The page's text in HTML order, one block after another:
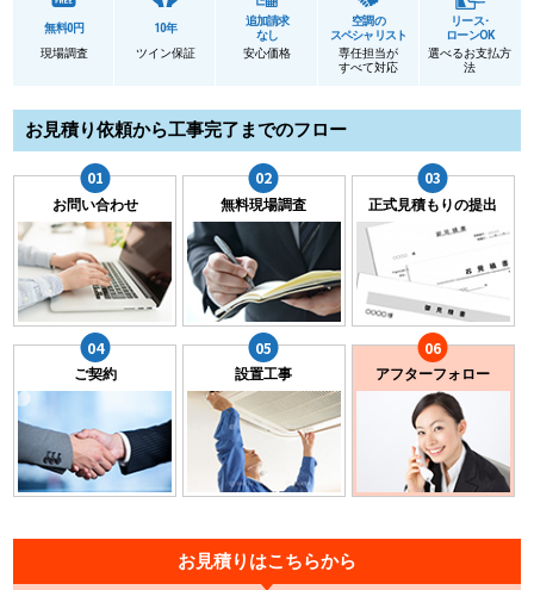
無料0円
現場調査
10年
ツイン保証
追加請求
なし
安心価格
空調の
スペシャリスト
専任担当が
すべて対応
リース･
ローンOK
選べるお支払方
法
お見積り依頼から工事完了までのフロー
お問い合わせ 無料現場調査 正式見積もりの提出
ご契約 設置工事 アフターフォロー
お見積りはこちらから